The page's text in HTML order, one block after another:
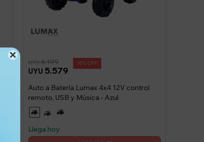

UYU 5.579
UYU 6.199 10
Auto a Batería Lumax 4x4 12V control
remoto, USB y Música - Azul
Llega hoy